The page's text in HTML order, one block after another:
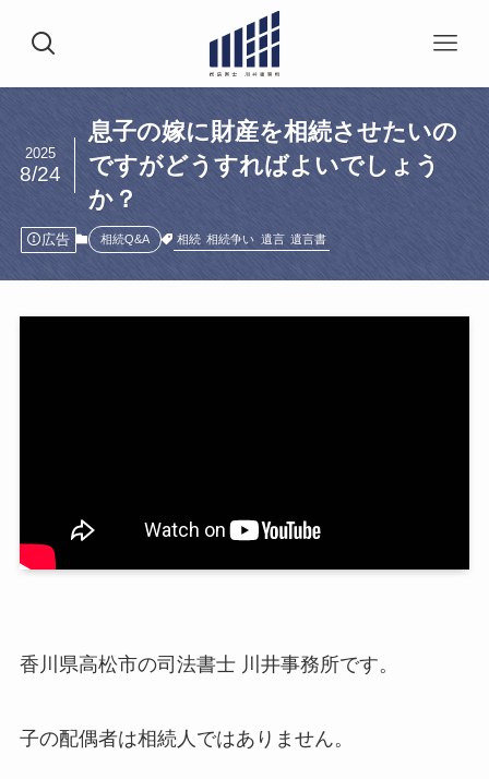
息子の嫁に財産を相続させたいの
ですがどうすればよいでしょう
か？
2025
8/24
広告 相続Q&A 相続 相続争い 遺言 遺言書
香川県高松市の司法書士 川井事務所です。
子の配偶者は相続人ではありません。